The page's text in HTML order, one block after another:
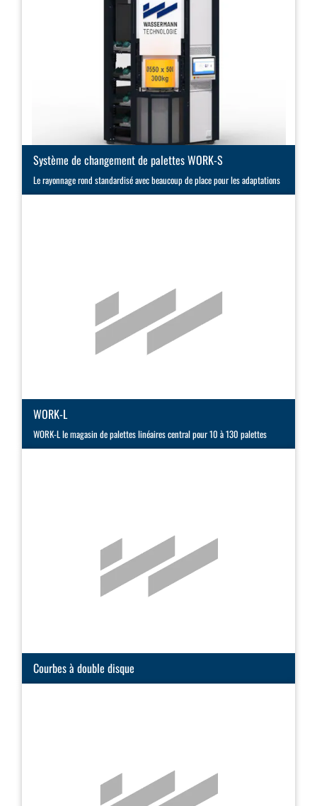
Système de changement de palettes WORK-S
Le rayonnage rond standardisé avec beaucoup de place pour les adaptations
WORK-L
WORK-L le magasin de palettes linéaires central pour 10 à 130 palettes
Courbes à double disque